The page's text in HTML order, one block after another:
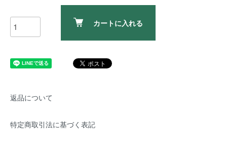
カートに入れる
返品について
特定商取引法に基づく表記